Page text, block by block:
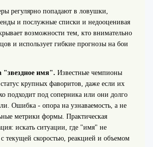
регулярно попадают в ловушки,
и послужные списки и недооценивая
возможности тем, кто внимательно
и использует гибкие прогнозы на бои
имя". Известные чемпионы
крупных фаворитов, даже если их
подходит под соперника или они долго
Ошибка - опора на узнаваемость, а не
метрики формы. Практическая
искать ситуации, где "имя" не
с текущей скоростью, реакцией и объемом